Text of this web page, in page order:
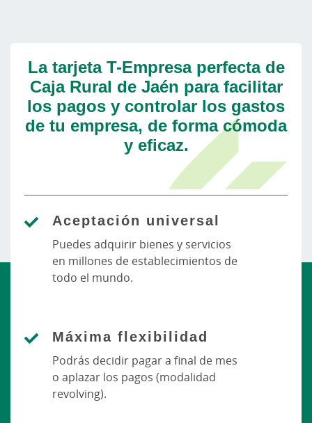
La tarjeta T-Empresa perfecta de
Caja Rural de Jaén para facilitar
los pagos y controlar los gastos
de tu empresa, de forma cómoda
y eficaz.
Aceptación universal
Puedes adquirir bienes y servicios
en millones de establecimientos de
todo el mundo.
Máxima flexibilidad
Podrás decidir pagar a final de mes
o aplazar los pagos (modalidad
revolving).